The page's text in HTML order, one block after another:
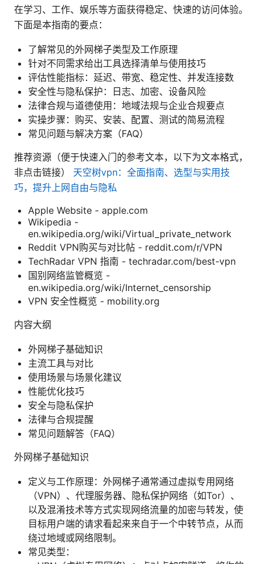
在学习、工作、娱乐等方面获得稳定、快速的访问体验。
下面是本指南的要点：
了解常见的外网梯子类型及工作原理
针对不同需求给出工具选择清单与使用技巧
评估性能指标：延迟、带宽、稳定性、并发连接数
安全性与隐私保护：日志、加密、设备风险
法律合规与道德使用：地域法规与企业合规要点
实操步骤：购买、安装、配置、测试的简易流程
常见问题与解决方案（FAQ）
推荐资源（便于快速入门的参考文本，以下为文本格式，
非点击链接） 天空树vpn：全面指南、选型与实用技
巧，提升上网自由与隐私
Apple Website - apple.com
Wikipedia -
en.wikipedia.org/wiki/Virtual_private_network
Reddit VPN购买与对比帖 - reddit.com/r/VPN
TechRadar VPN 指南 - techradar.com/best-vpn
国别网络监管概览 -
en.wikipedia.org/wiki/Internet_censorship
VPN 安全性概览 - mobility.org
内容大纲
外网梯子基础知识
主流工具与对比
使用场景与场景化建议
性能优化技巧
安全与隐私保护
法律与合规提醒
常见问题解答（FAQ）
外网梯子基础知识
定义与工作原理：外网梯子通常通过虚拟专用网络
（VPN）、代理服务器、隐私保护网络（如Tor）、
以及混淆技术等方式实现网络流量的加密与转发，使
目标用户端的请求看起来来自于一个中转节点，从而
绕过地域或网络限制。
常见类型：